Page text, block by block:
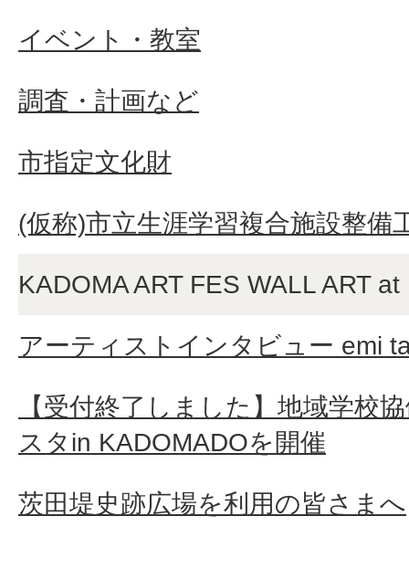
イベント・教室
調査・計画など
市指定文化財
(仮称)市立生涯学習複合施設整備
KADOMA ART FES WALL ART
アーティストインタビュー emi
【受付終了しました】地域学校
スタin KADOMADOを開催
茨田堤史跡広場を利用の皆さまへ